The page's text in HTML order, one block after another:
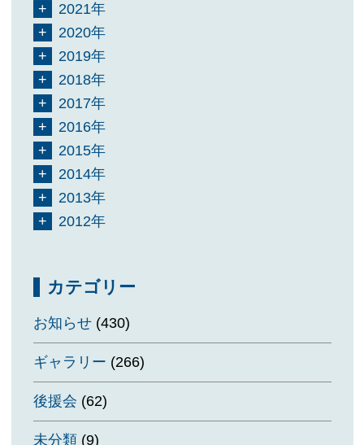
2021年
2020年
2019年
2018年
2017年
2016年
2015年
2014年
2013年
2012年
カテゴリー
お知らせ(430)
ギャラリー (266)
後援会 (62)
未分類(9)